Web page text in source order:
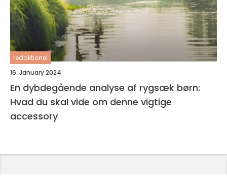
redaktionel
16. January 2024
En dybdegående analyse af rygsæk børn:
Hvad du skal vide om denne vigtige
accessory